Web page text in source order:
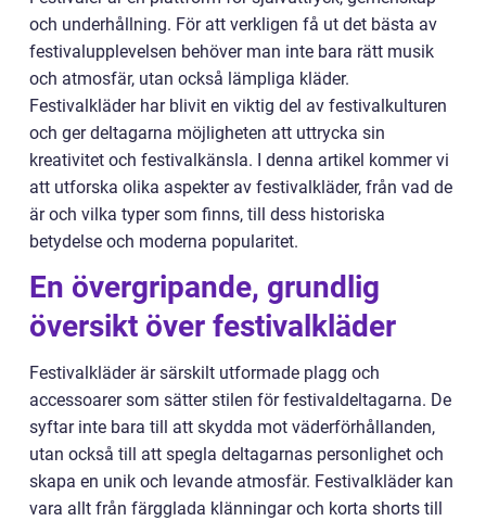
och underhållning. För att verkligen få ut det bästa av
festivalupplevelsen behöver man inte bara rätt musik
och atmosfär, utan också lämpliga kläder.
Festivalkläder har blivit en viktig del av festivalkulturen
och ger deltagarna möjligheten att uttrycka sin
kreativitet och festivalkänsla. I denna artikel kommer vi
att utforska olika aspekter av festivalkläder, från vad de
är och vilka typer som finns, till dess historiska
betydelse och moderna popularitet.
En övergripande, grundlig
översikt över festivalkläder
Festivalkläder är särskilt utformade plagg och
accessoarer som sätter stilen för festivaldeltagarna. De
syftar inte bara till att skydda mot väderförhållanden,
utan också till att spegla deltagarnas personlighet och
skapa en unik och levande atmosfär. Festivalkläder kan
vara allt från färgglada klänningar och korta shorts till